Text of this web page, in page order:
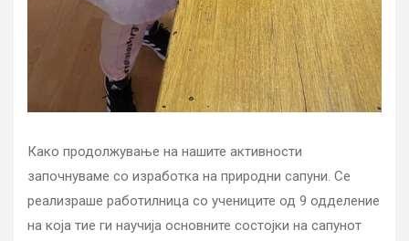
Како продолжување на нашите активности
започнуваме со изработка на природни сапуни. Се
реализраше работилница со учениците од 9 одделение
на која тие ги научија основните состојки на сапунот